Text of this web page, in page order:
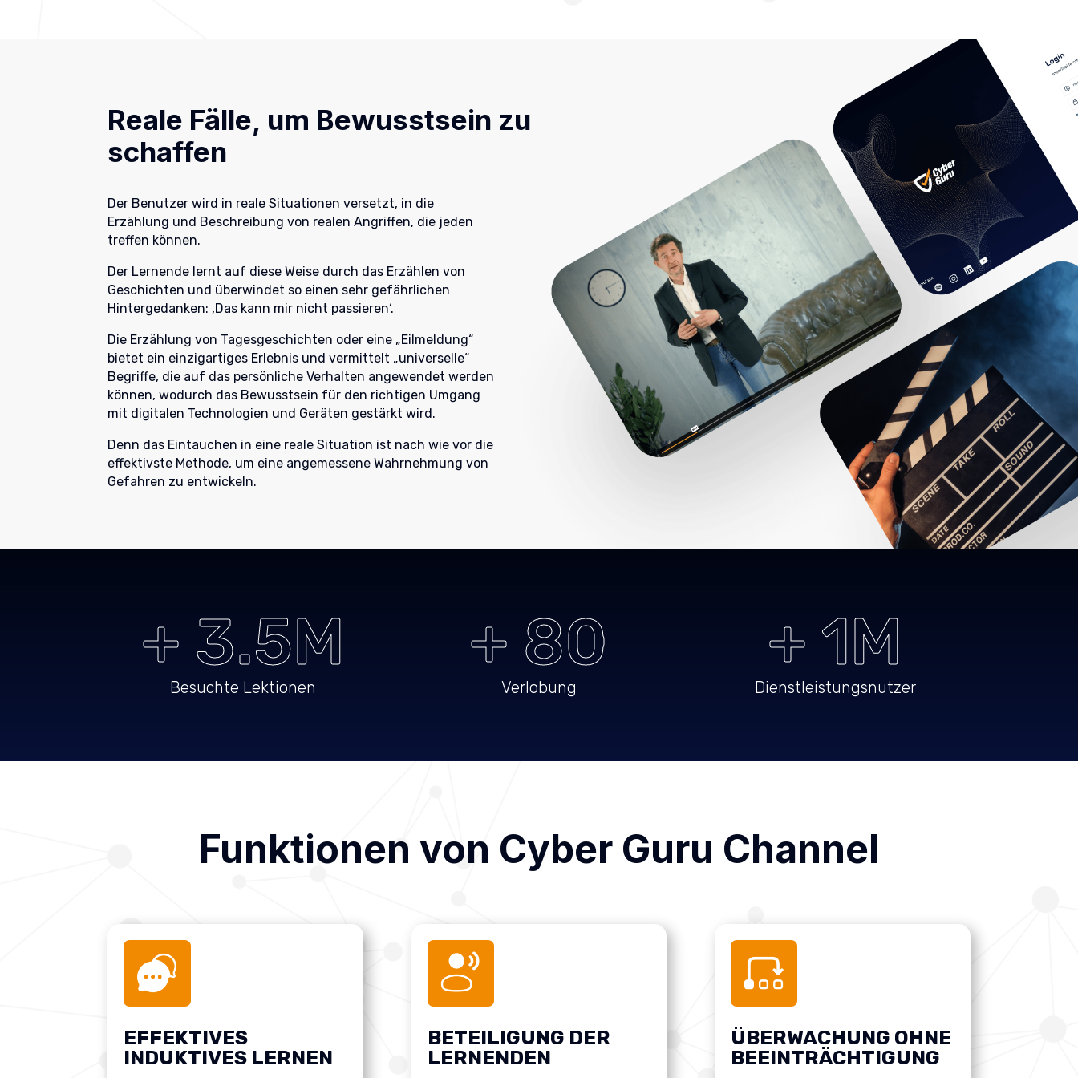
Reale Fälle, um Bewusstsein zu
schaffen
Der Benutzer wird in reale Situationen versetzt, in die
Erzählung und Beschreibung von realen Angriffen, die jeden
treffen können.
Der Lernende lernt auf diese Weise durch das Erzählen von
Geschichten und überwindet so einen sehr gefährlichen
Hintergedanken: ‚Das kann mir nicht passieren‘.
Die Erzählung von Tagesgeschichten oder eine „Eilmeldung“
bietet ein einzigartiges Erlebnis und vermittelt „universelle“
Begriffe, die auf das persönliche Verhalten angewendet werden
können, wodurch das Bewusstsein für den richtigen Umgang
mit digitalen Technologien und Geräten gestärkt wird.
Denn das Eintauchen in eine reale Situation ist nach wie vor die
effektivste Methode, um eine angemessene Wahrnehmung von
Gefahren zu entwickeln.
+ 3.5M
Besuchte Lektionen
+ 80
Verlobung
+ 1M
Dienstleistungsnutzer
Funktionen von Cyber Guru Channel
EFFEKTIVES
INDUKTIVES LERNEN
BETEILIGUNG DER
LERNENDEN
ÜBERWACHUNG OHNE
BEEINTRÄCHTIGUNG